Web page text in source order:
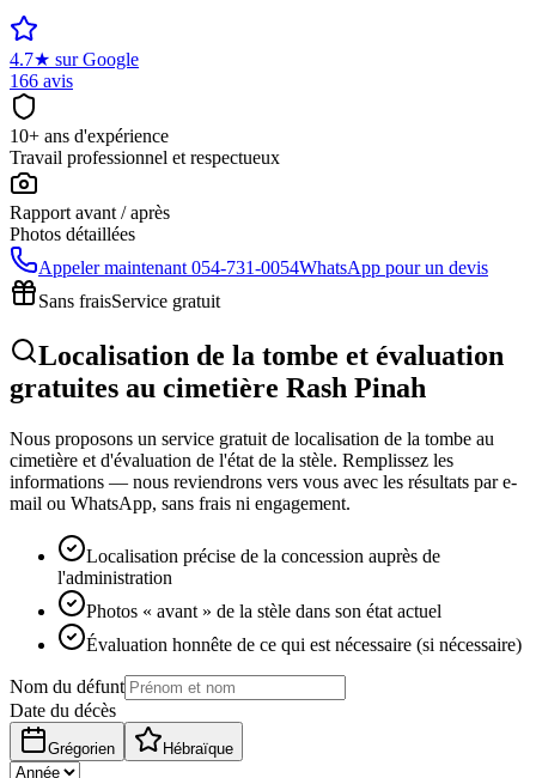
4.7★ sur Google
166 avis
10+ ans d'expérience
Travail professionnel et respectueux
Rapport avant / après
Photos détaillées
Appeler maintenant 054-731-0054WhatsApp pour un devis
Sans fraisService gratuit
Localisation de la tombe et évaluation
gratuites au cimetière Rash Pinah
Nous proposons un service gratuit de localisation de la tombe au
cimetière et d'évaluation de l'état de la stèle. Remplissez les
informations — nous reviendrons vers vous avec les résultats par e-
mail ou WhatsApp, sans frais ni engagement.
Localisation précise de la concession auprès de
l'administration
Photos « avant » de la stèle dans son état actuel
Évaluation honnête de ce qui est nécessaire (si nécessaire)
Nom du défunt
Date du décès
Grégorien Hébraïque